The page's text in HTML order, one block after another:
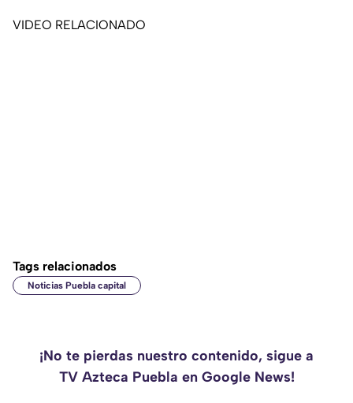
VIDEO RELACIONADO
Tags relacionados
Noticias Puebla capital
¡No te pierdas nuestro contenido, sigue a
TV Azteca Puebla en Google News!